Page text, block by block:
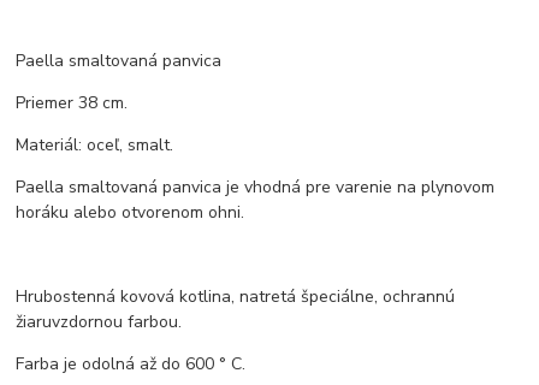
Paella smaltovaná panvica
Priemer 38 cm.
Materiál: oceľ, smalt.
Paella smaltovaná panvica je vhodná pre varenie na plynovom
horáku alebo otvorenom ohni.
Hrubostenná kovová kotlina, natretá špeciálne, ochrannú
žiaruvzdornou farbou.
Farba je odolná až do 600 ° C.